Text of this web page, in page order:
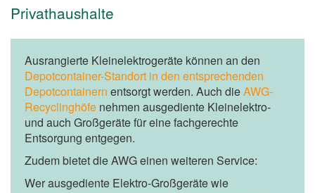
Privathaushalte
Ausrangierte Kleinelektrogeräte können an den
Depotcontainer-Standort in den entsprechenden
Depotcontainern entsorgt werden. Auch dieAWG-
Recyclinghöfe nehmen ausgediente Kleinelektro-
und auch Großgeräte für eine fachgerechte
Entsorgung entgegen.
Zudem bietet die AWG einen weiteren Service:
Wer ausgediente Elektro-Großgeräte wie